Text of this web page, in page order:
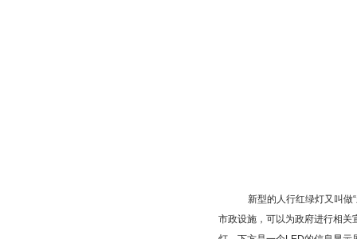
新型的人行红绿灯又叫做
市政设施，可以为政府进行相关